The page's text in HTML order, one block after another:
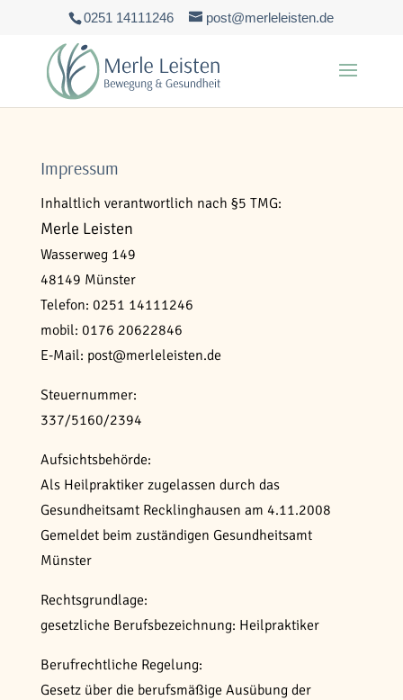
0251 14111246 post@merleleisten.de
Impressum
Inhaltlich verantwortlich nach §5 TMG:
Merle Leisten
Wasserweg 149
48149 Münster
Telefon: 0251 14111246
mobil: 0176 20622846
E-Mail: post@merleleisten.de
Steuernummer:
337/5160/2394
Aufsichtsbehörde:
Als Heilpraktiker zugelassen durch das
Gesundheitsamt Recklinghausen am 4.11.2008
Gemeldet beim zuständigen Gesundheitsamt
Münster
Rechtsgrundlage:
gesetzliche Berufsbezeichnung: Heilpraktiker
Berufrechtliche Regelung:
Gesetz über die berufsmäßige Ausübung der